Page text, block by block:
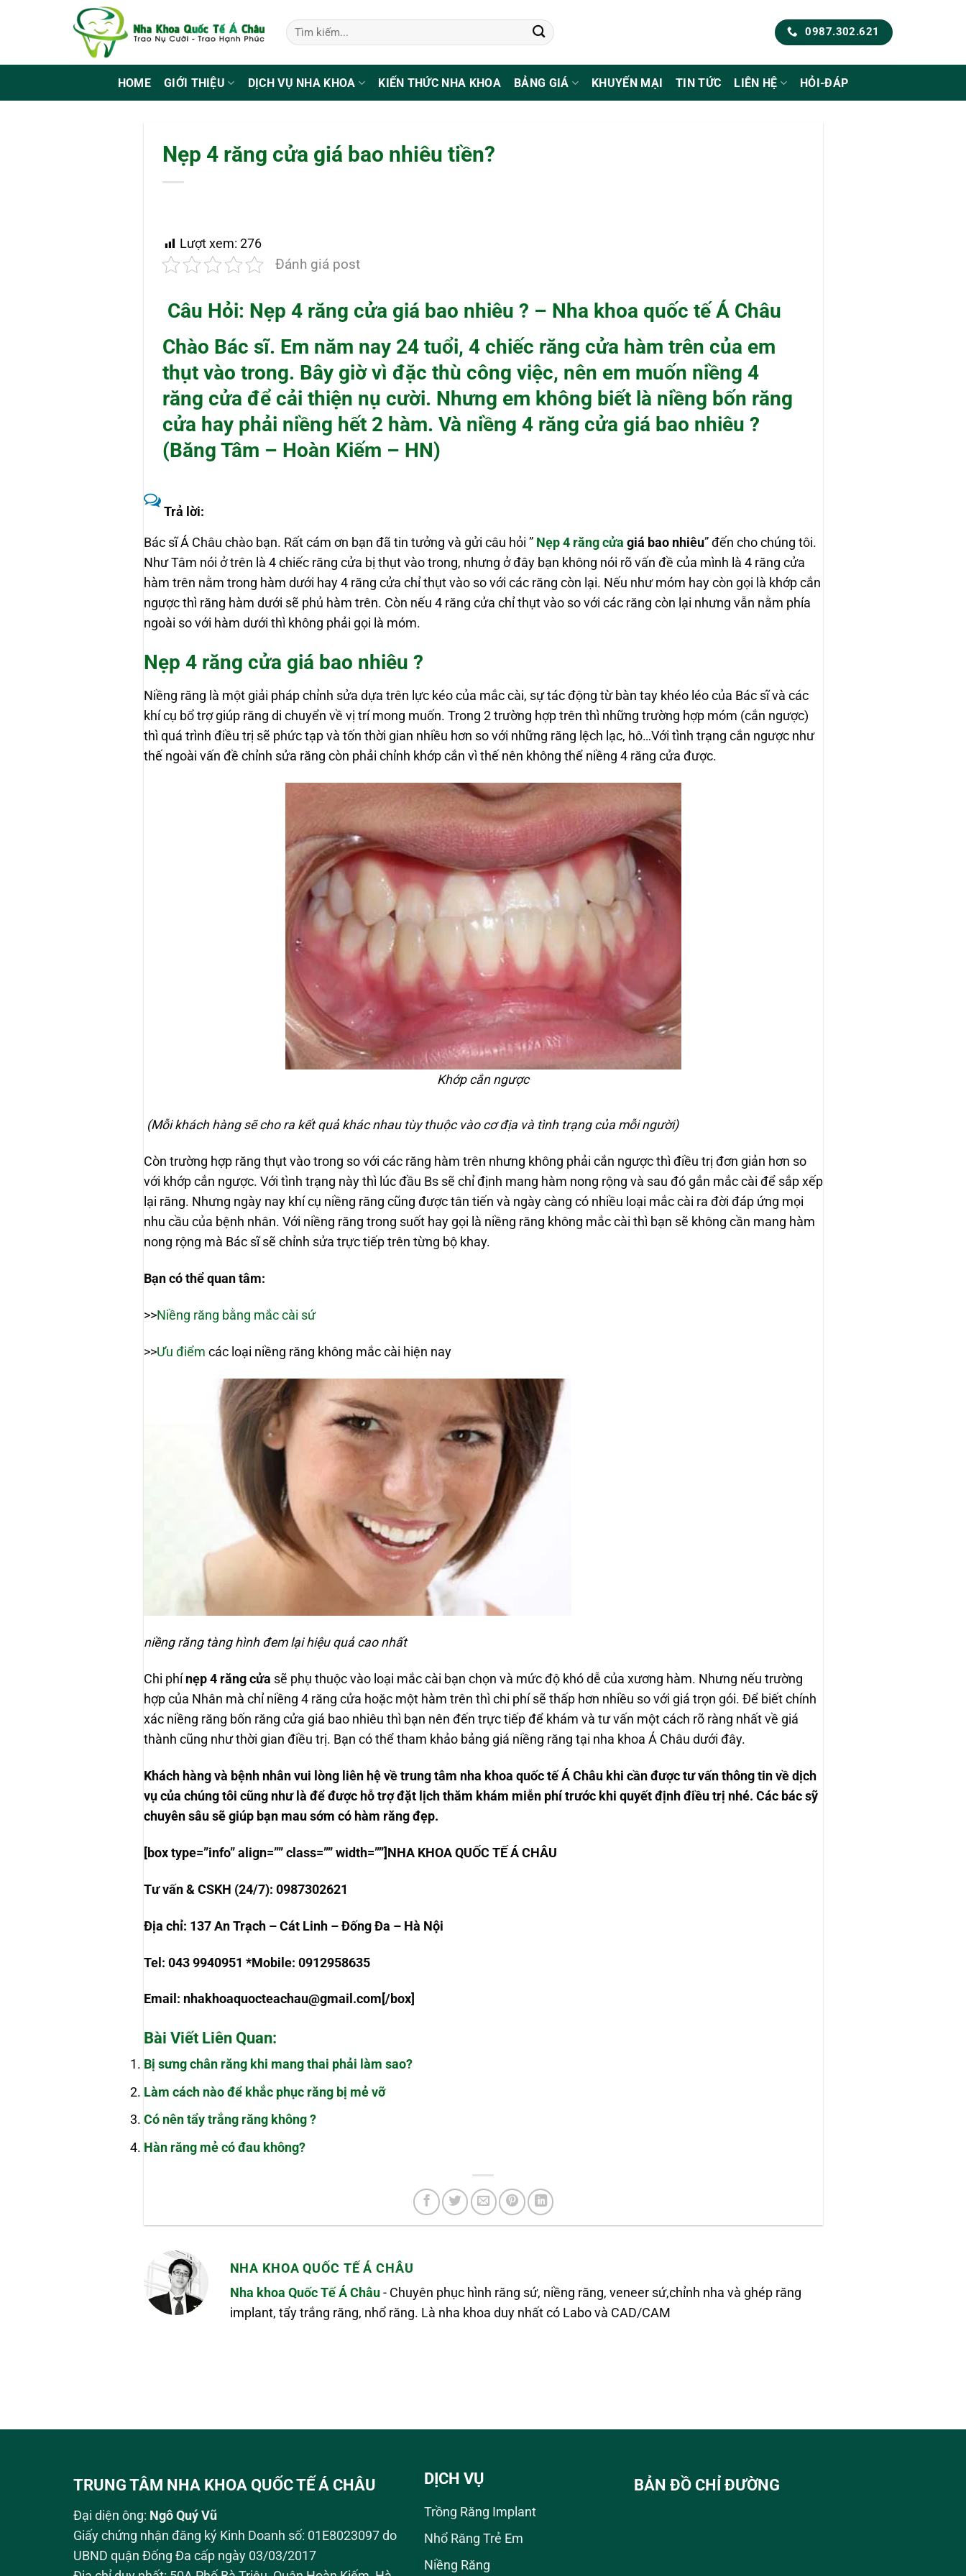
0987.302.621
HOME GIỚI THIỆU DỊCH VỤ NHA KHOA KIẾN THỨC NHA KHOA BẢNG GIÁ KHUYẾN MẠI TIN TỨC LIÊN HỆ HỎI-ĐÁP
Nẹp 4 răng cửa giá bao nhiêu tiền?
Lượt xem: 276
Đánh giá post
Câu Hỏi: Nẹp 4 răng cửa giá bao nhiêu ? – Nha khoa quốc tế Á Châu
Chào Bác sĩ. Em năm nay 24 tuổi, 4 chiếc răng cửa hàm trên của em
thụt vào trong. Bây giờ vì đặc thù công việc, nên em muốn niềng 4
răng cửa để cải thiện nụ cười. Nhưng em không biết là niềng bốn răng
cửa hay phải niềng hết 2 hàm. Và niềng 4 răng cửa giá bao nhiêu ?
(Băng Tâm – Hoàn Kiếm – HN)
Trả lời:
Bác sĩ Á Châu chào bạn. Rất cám ơn bạn đã tin tưởng và gửi câu hỏi ” Nẹp 4 răng cửa giá bao nhiêu” đến cho chúng tôi.
Như Tâm nói ở trên là 4 chiếc răng cửa bị thụt vào trong, nhưng ở đây bạn không nói rõ vấn đề của mình là 4 răng cửa
hàm trên nằm trong hàm dưới hay 4 răng cửa chỉ thụt vào so với các răng còn lại. Nếu như móm hay còn gọi là khớp cắn
ngược thì răng hàm dưới sẽ phủ hàm trên. Còn nếu 4 răng cửa chỉ thụt vào so với các răng còn lại nhưng vẫn nằm phía
ngoài so với hàm dưới thì không phải gọi là móm.
Nẹp 4 răng cửa giá bao nhiêu ?
Niềng răng là một giải pháp chỉnh sửa dựa trên lực kéo của mắc cài, sự tác động từ bàn tay khéo léo của Bác sĩ và các
khí cụ bổ trợ giúp răng di chuyển về vị trí mong muốn. Trong 2 trường hợp trên thì những trường hợp móm (cắn ngược)
thì quá trình điều trị sẽ phức tạp và tốn thời gian nhiều hơn so với những răng lệch lạc, hô…Với tình trạng cắn ngược như
thế ngoài vấn đề chỉnh sửa răng còn phải chỉnh khớp cắn vì thế nên không thể niềng 4 răng cửa được.
Khớp cắn ngược
(Mỗi khách hàng sẽ cho ra kết quả khác nhau tùy thuộc vào cơ địa và tình trạng của mỗi người)
Còn trường hợp răng thụt vào trong so với các răng hàm trên nhưng không phải cắn ngược thì điều trị đơn giản hơn so
với khớp cắn ngược. Với tình trạng này thì lúc đầu Bs sẽ chỉ định mang hàm nong rộng và sau đó gắn mắc cài để sắp xếp
lại răng. Nhưng ngày nay khí cụ niềng răng cũng được tân tiến và ngày càng có nhiều loại mắc cài ra đời đáp ứng mọi
nhu cầu của bệnh nhân. Với niềng răng trong suốt hay gọi là niềng răng không mắc cài thì bạn sẽ không cần mang hàm
nong rộng mà Bác sĩ sẽ chỉnh sửa trực tiếp trên từng bộ khay.
Bạn có thể quan tâm:
>>Niềng răng bằng mắc cài sứ
>>Ưu điểm các loại niềng răng không mắc cài hiện nay
niềng răng tàng hình đem lại hiệu quả cao nhất
Chi phí nẹp 4 răng cửa sẽ phụ thuộc vào loại mắc cài bạn chọn và mức độ khó dễ của xương hàm. Nhưng nếu trường
hợp của Nhân mà chỉ niềng 4 răng cửa hoặc một hàm trên thì chi phí sẽ thấp hơn nhiều so với giá trọn gói. Để biết chính
xác niềng răng bốn răng cửa giá bao nhiêu thì bạn nên đến trực tiếp để khám và tư vấn một cách rõ ràng nhất về giá
thành cũng như thời gian điều trị. Bạn có thể tham khảo bảng giá niềng răng tại nha khoa Á Châu dưới đây.
Khách hàng và bệnh nhân vui lòng liên hệ về trung tâm nha khoa quốc tế Á Châu khi cần được tư vấn thông tin về dịch
vụ của chúng tôi cũng như là để được hỗ trợ đặt lịch thăm khám miễn phí trước khi quyết định điều trị nhé. Các bác sỹ
chuyên sâu sẽ giúp bạn mau sớm có hàm răng đẹp.
[box type=”info” align=”” class=”” width=””]NHA KHOA QUỐC TẾÁ CHÂU
Tưvấn & CSKH (24/7): 0987302621
Địa chỉ: 137 An Trạch – Cát Linh – Đống Đa – Hà Nội
Tel: 043 9940951 *Mobile: 0912958635
Email: nhakhoaquocteachau@gmail.com [/box]
Bài Viết Liên Quan:
Bị sưng chân răng khi mang thai phải làm sao?
Làm cách nào để khắc phục răng bị mẻ vỡ
Có nên tẩy trắng răng không ?
Hàn răng mẻ có đau không?
NHA KHOA QUỐC TẾ Á CHÂU
Nha khoa Quốc Tế Á Châu- Chuyên phục hình răng sứ, niềng răng, veneer sứ,chỉnh nha và ghép răng
implant, tẩy trắng răng, nhổ răng. Là nha khoa duy nhất có Labo và CAD/CAM
TRUNG TÂM NHA KHOA QUỐC TẾ Á CHÂU
Đại diện ông: Ngô Quý Vũ
Giấy chứng nhận đăng ký Kinh Doanh số: 01E8023097 do
UBND quận Đống Đa cấp ngày 03/03/2017
DỊCH VỤ
Trồng Răng Implant
Nhổ Răng Trẻ Em
Niềng Răng
BẢN ĐỒ CHỈ ĐƯỜNG